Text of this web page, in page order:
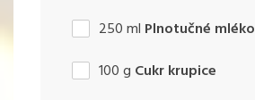
250ml Plnotučné mléko
100g Cukr krupice